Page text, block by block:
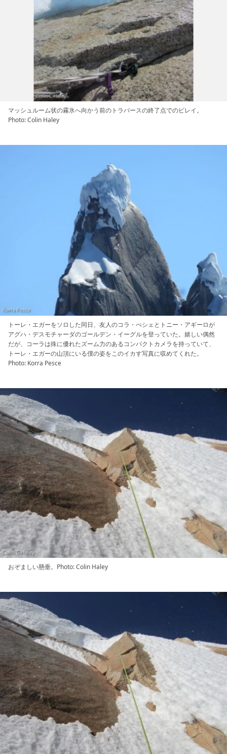
マッシュルーム状の霧氷へ向かう前のトラバースの終了点でのビレイ。
Photo: Colin Haley
トーレ・エガーをソロした同日、友人のコラ・ぺシェとトニー・アギーロが
アグハ・デスモチャーダのゴールデン・イーグルを登っていた。嬉しい偶然
だが、コーラは殊に優れたズーム力のあるコンパクトカメラを持っていて、
トーレ・エガーの山頂にいる僕の姿をこのイカす写真に収めてくれた。
Photo: Korra Pesce
おぞましい懸垂。Photo: Colin Haley